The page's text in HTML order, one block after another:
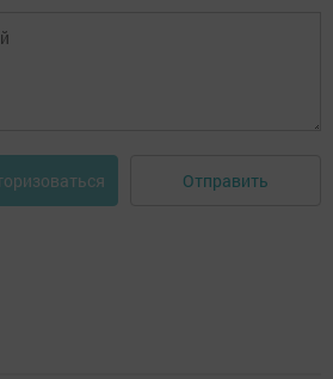
Отправить